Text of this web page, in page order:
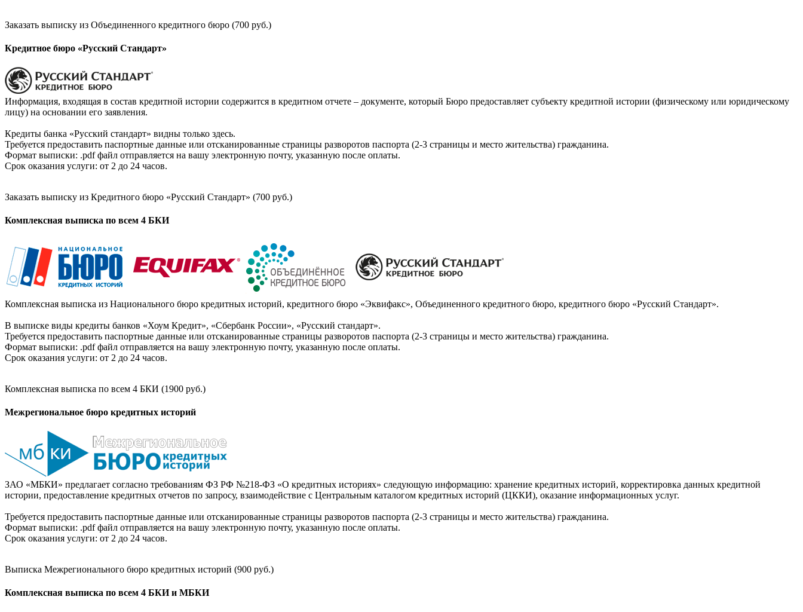
Заказать выписку из Объединенного кредитного бюро (700 руб.)
Кредитное бюро «Русский Стандарт»
Информация, входящая в состав кредитной истории содержится в кредитном отчете – документе, который Бюро предоставляет субъекту кредитной истории (физическому или юридическому
лицу) на основании его заявления.
Кредиты банка «Русский стандарт» видны только здесь.
Требуется предоставить паспортные данные или отсканированные страницы разворотов паспорта (2-3 страницы и место жительства) гражданина.
Формат выписки: .pdf файл отправляется на вашу электронную почту, указанную после оплаты.
Срок оказания услуги: от 2 до 24 часов.
Заказать выписку из Кредитного бюро «Русский Стандарт» (700 руб.)
Комплексная выписка по всем 4 БКИ
Комплексная выписка из Национального бюро кредитных историй, кредитного бюро «Эквифакс», Объединенного кредитного бюро, кредитного бюро «Русский Стандарт».
В выписке виды кредиты банков «Хоум Кредит», «Сбербанк России», «Русский стандарт».
Требуется предоставить паспортные данные или отсканированные страницы разворотов паспорта (2-3 страницы и место жительства) гражданина.
Формат выписки: .pdf файл отправляется на вашу электронную почту, указанную после оплаты.
Срок оказания услуги: от 2 до 24 часов.
Комплексная выписка по всем 4 БКИ (1900 руб.)
Межрегиональное бюро кредитных историй
ЗАО «МБКИ» предлагает согласно требованиям ФЗ РФ №218-ФЗ «О кредитных историях» следующую информацию: хранение кредитных историй, корректировка данных кредитной
истории, предоставление кредитных отчетов по запросу, взаимодействие с Центральным каталогом кредитных историй (ЦККИ), оказание информационных услуг.
Требуется предоставить паспортные данные или отсканированные страницы разворотов паспорта (2-3 страницы и место жительства) гражданина.
Формат выписки: .pdf файл отправляется на вашу электронную почту, указанную после оплаты.
Срок оказания услуги: от 2 до 24 часов.
Выписка Межрегионального бюро кредитных историй (900 руб.)
Комплексная выписка по всем 4 БКИ и МБКИ